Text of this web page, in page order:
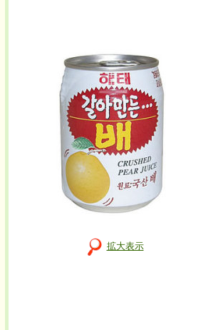
拡大表示